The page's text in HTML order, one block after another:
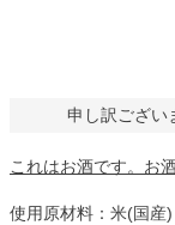
申し訳ござい
これはお酒です。お
使用原材料：米(国産